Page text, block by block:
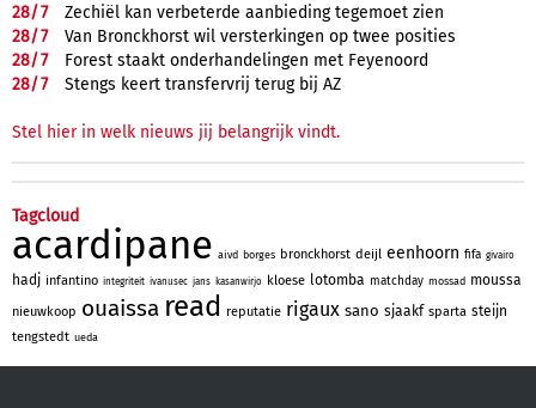
28/7
Zechiël kan verbeterde aanbieding tegemoet zien
28/7
Van Bronckhorst wil versterkingen op twee posities
28/7
Forest staakt onderhandelingen met Feyenoord
28/7 Stengs keert transfervrij terug bij AZ
Stel hier in welk nieuws jij belangrijk vindt.
Tagcloud
acardipane aivd borges bronckhorst deijl eenhoorn fifa givairo
hadj infantino integriteit ivanusec jans kasanwirjo kloese lotomba matchday mossad moussa
nieuwkoop ouaissa read reputatie rigaux sano sjaakf sparta steijn
tengstedt ueda